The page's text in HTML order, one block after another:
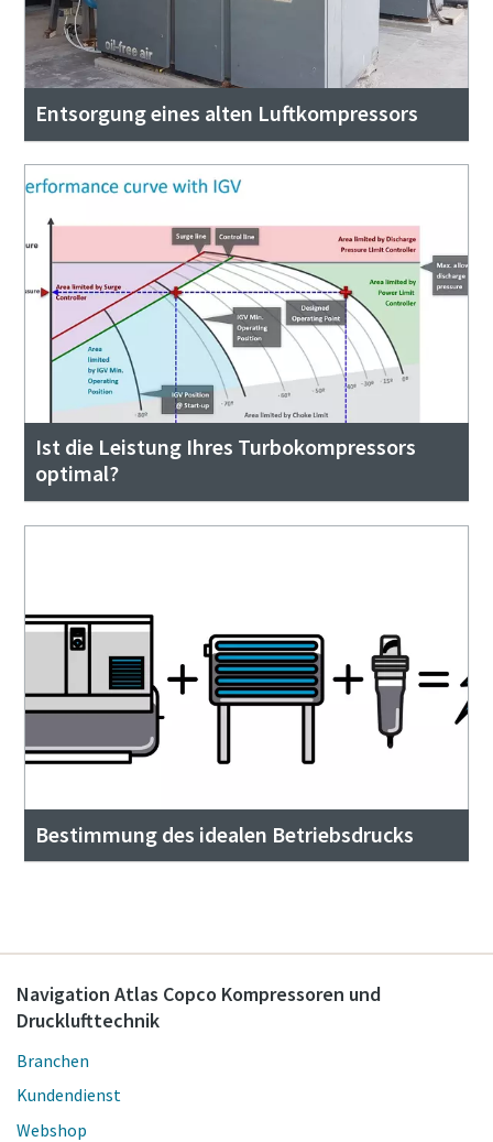
Entsorgung eines alten Luftkompressors
Ist die Leistung Ihres Turbokompressors
optimal?
Bestimmung des idealen Betriebsdrucks
Navigation Atlas Copco Kompressoren und
Drucklufttechnik
Branchen
Kundendienst
Webshop